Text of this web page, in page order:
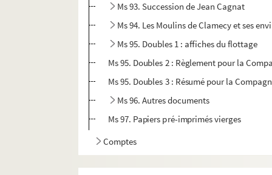
Ms 93. Succession de Jean Cagnat
Ms 94. Les Moulins de Clamecy et ses
Ms 95. Doubles 1 : affiches du flottage
Ms 95. Doubles 2 : Règlement pour la
Ms 95. Doubles 3 : Résumé pour la
Ms 96. Autres documents
Ms 97. Papiers pré-imprimés vierges
Comptes